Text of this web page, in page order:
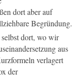
dort aber auf
Begründung.
dort, wo wir
aus
verlagert
der